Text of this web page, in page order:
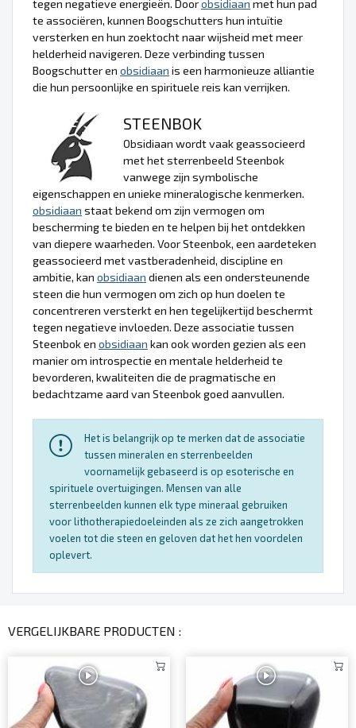
tegen negatieve energieën. Doorobsidiaan met hun pad
te associëren, kunnen Boogschutters hun intuïtie
versterken en hun zoektocht naar wijsheid met meer
helderheid navigeren. Deze verbinding tussen
Boogschutter en obsidiaan is een harmonieuze alliantie
die hun persoonlijke en spirituele reis kan verrijken.
STEENBOK
Obsidiaan wordt vaak geassocieerd
met het sterrenbeeld Steenbok
vanwege zijn symbolische
eigenschappen en unieke mineralogische kenmerken.
obsidiaan staat bekend om zijn vermogen om
bescherming te bieden en te helpen bij het ontdekken
van diepere waarheden. Voor Steenbok, een aardeteken
geassocieerd met vastberadenheid, discipline en
ambitie, kan obsidiaan dienen als een ondersteunende
steen die hun vermogen om zich op hun doelen te
concentreren versterkt en hen tegelijkertijd beschermt
tegen negatieve invloeden. Deze associatie tussen
Steenbok en obsidiaan kan ook worden gezien als een
manier om introspectie en mentale helderheid te
bevorderen, kwaliteiten die de pragmatische en
bedachtzame aard van Steenbok goed aanvullen.
Het is belangrijk op te merken dat de associatie
tussen mineralen en sterrenbeelden
voornamelijk gebaseerd is op esoterische en
spirituele overtuigingen. Mensen van alle
sterrenbeelden kunnen elk type mineraal gebruiken
voor lithotherapiedoeleinden als ze zich aangetrokken
voelen tot die steen en geloven dat het hen voordelen
oplevert.
VERGELIJKBARE PRODUCTEN :